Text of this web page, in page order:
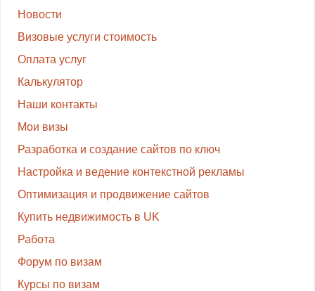
Новости
Визовые услуги стоимость
Оплата услуг
Калькулятор
Наши контакты
Мои визы
Разработка и создание сайтов по ключ
Настройка и ведение контекстной рекламы
Оптимизация и продвижение сайтов
Купить недвижимость в UK
Работа
Форум по визам
Курсы по визам